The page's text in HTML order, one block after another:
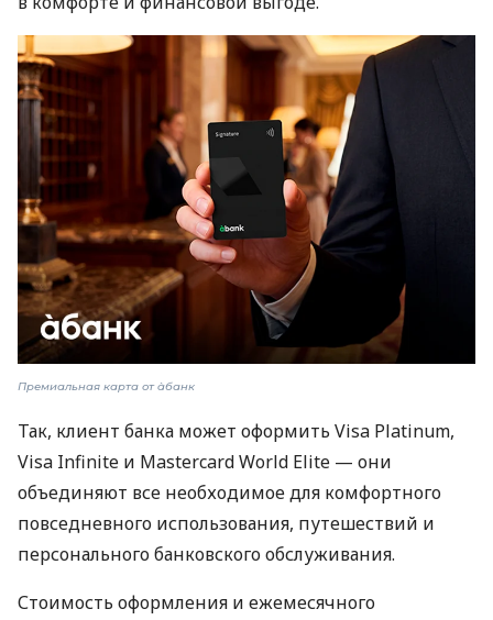
Премиальная карта от àбанк
Так, клиент банка может оформить Visa Platinum,
Visa Infinite и Mastercard World Elite — они
объединяют все необходимое для комфортного
повседневного использования, путешествий и
персонального банковского обслуживания.
Стоимость оформления и ежемесячного